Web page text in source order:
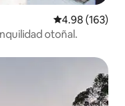
Calificación
4.98 (163)
otoñal.